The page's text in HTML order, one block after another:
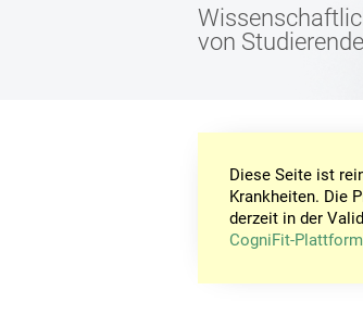
von
Diese Seite ist
Krankheiten. Die
derzeit in der
CogniFit-